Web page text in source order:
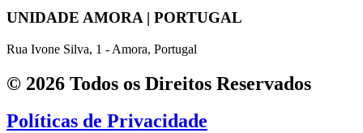
UNIDADE AMORA | PORTUGAL
Rua Ivone Silva, 1 - Amora, Portugal
© 2026 Todos os Direitos Reservados
Políticas de Privacidade